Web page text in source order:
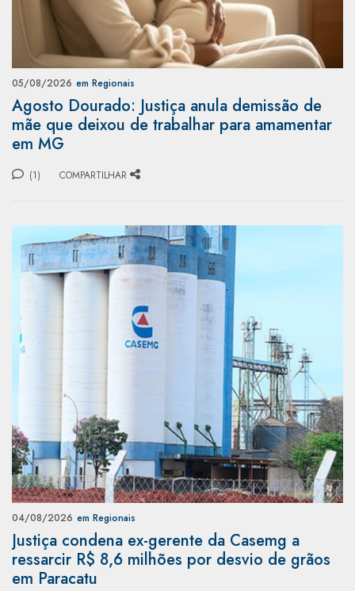
05/08/2026 em Regionais
Agosto Dourado: Justiça anula demissão de
mãe que deixou de trabalhar para amamentar
em MG
(1) COMPARTILHAR
04/08/2026 em Regionais
Justiça condena ex-gerente da Casemg a
ressarcir R$ 8,6 milhões por desvio de grãos
em Paracatu